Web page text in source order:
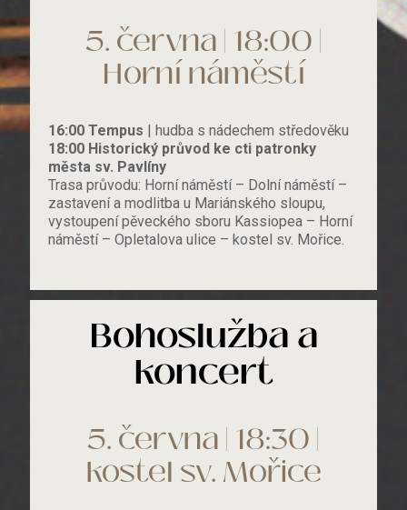
5. června | 18:00 |
Horní náměstí
16:00 Tempus | hudba s nádechem středověku
18:00 Historický průvod ke cti patronky
města sv. Pavlíny
Trasa průvodu: Horní náměstí – Dolní náměstí –
zastavení a modlitba u Mariánského sloupu,
vystoupení pěveckého sboru Kassiopea – Horní
náměstí – Opletalova ulice – kostel sv. Mořice.
Bohoslužba a
koncert
5. června | 18:30 |
kostel sv. Mořice